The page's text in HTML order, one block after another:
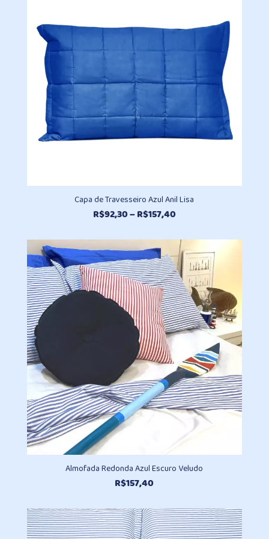
Capa de Travesseiro Azul Anil Lisa
R$92,30–R$157,40Faixa
preço:
R$92,30
através
R$157,40
Almofada Redonda Azul Escuro Veludo
R$157,40